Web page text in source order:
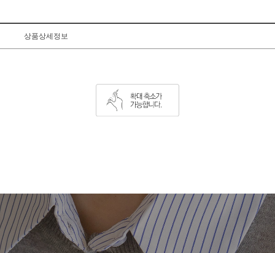
상품상세정보